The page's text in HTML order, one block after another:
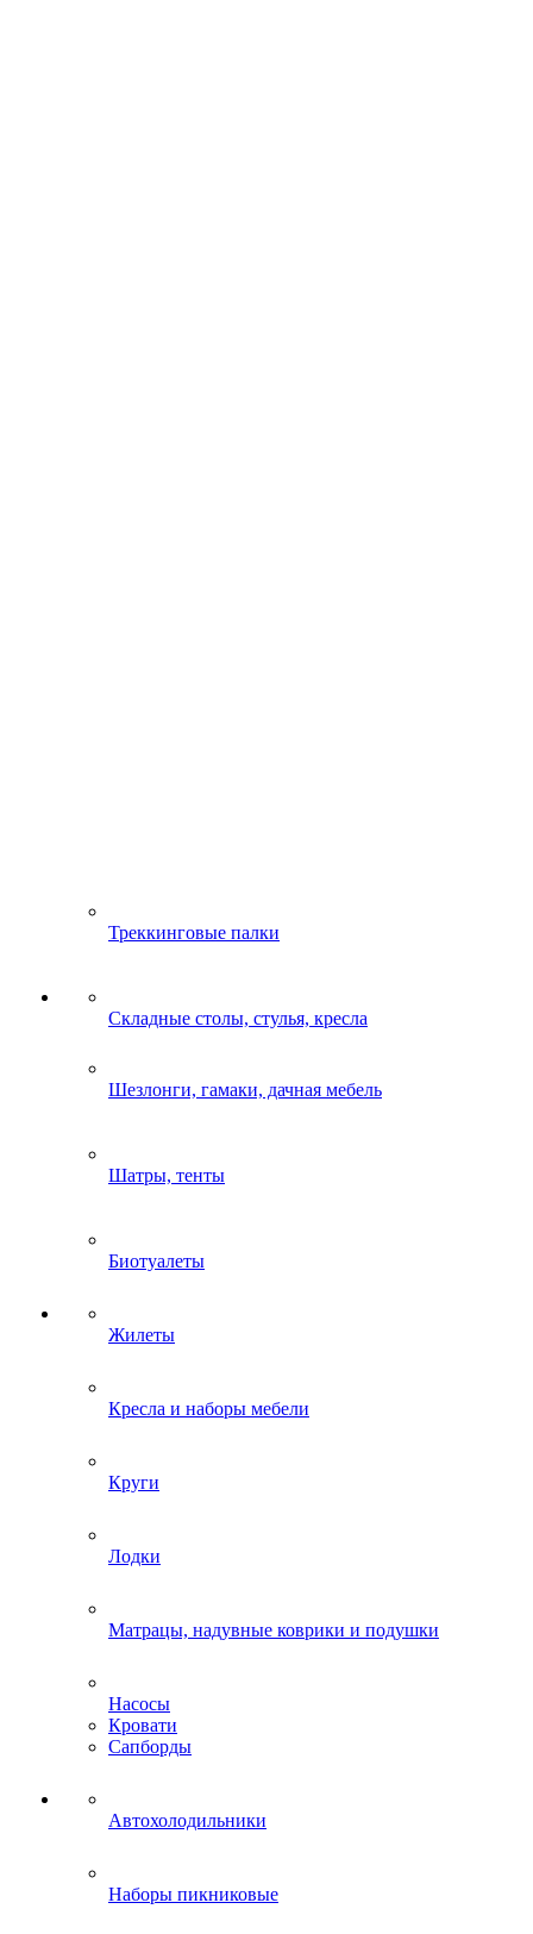
Треккинговые палки
Складные столы, стулья, кресла
Шезлонги, гамаки, дачная мебель
Шатры, тенты
Биотуалеты
Жилеты
Кресла и наборы мебели
Круги
Лодки
Матрацы, надувные коврики и подушки
Насосы
Кровати
Сапборды
Автохолодильники
Наборы пикниковые